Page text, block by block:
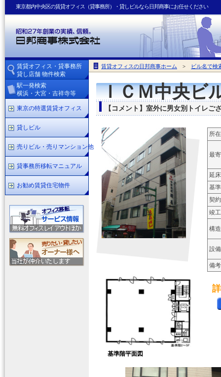
東京都内中央区の賃貸オフィス（貸事務所）・貸しビルなら日邦商事にお任せください
賃貸オフィスの日邦商事ホーム > ビル名で検
ＩＣＭ中央ビ
【コメント】室外に男女別トイレご
基準階平面図
所
最
延床
基
契
竣工
構
設備
備考
賃貸オフィス・貸事務所
貸し店舗 物件検索
駅一発検索
横浜・大宮・吉祥寺等
東京の特選賃貸オフィス
貸しビル
売りビル・売りマンション他
貸事務所移転マニュアル
お勧め賃貸住宅物件